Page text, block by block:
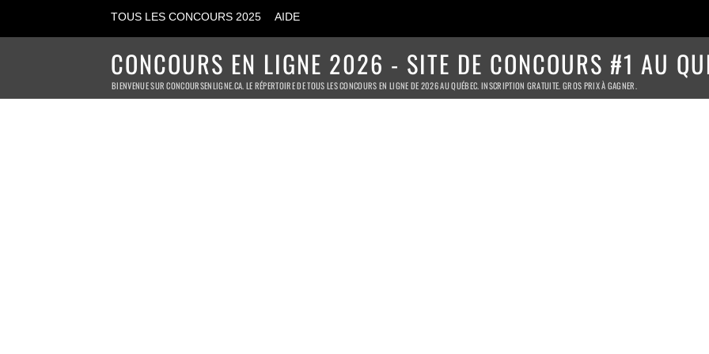
TOUS LES CONCOURS 2025 AIDE
CONCOURS EN LIGNE 2026 - SITE DE CONCOURS #1 AU
BIENVENUE SUR CONCOURSENLIGNE.CA. LE RÉPERTOIRE DE TOUS LES CONCOURS EN LIGNE DE 2026 AU QUÉBEC. INSCRIPTION GRATUITE. GROS PRIX À GAGNER.